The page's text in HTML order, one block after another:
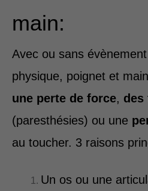
main:
Avec ou sans
physique, poignet et
une perte de force, des
(paresthésies) ou une
au toucher. 3 raisons
Un os ou une